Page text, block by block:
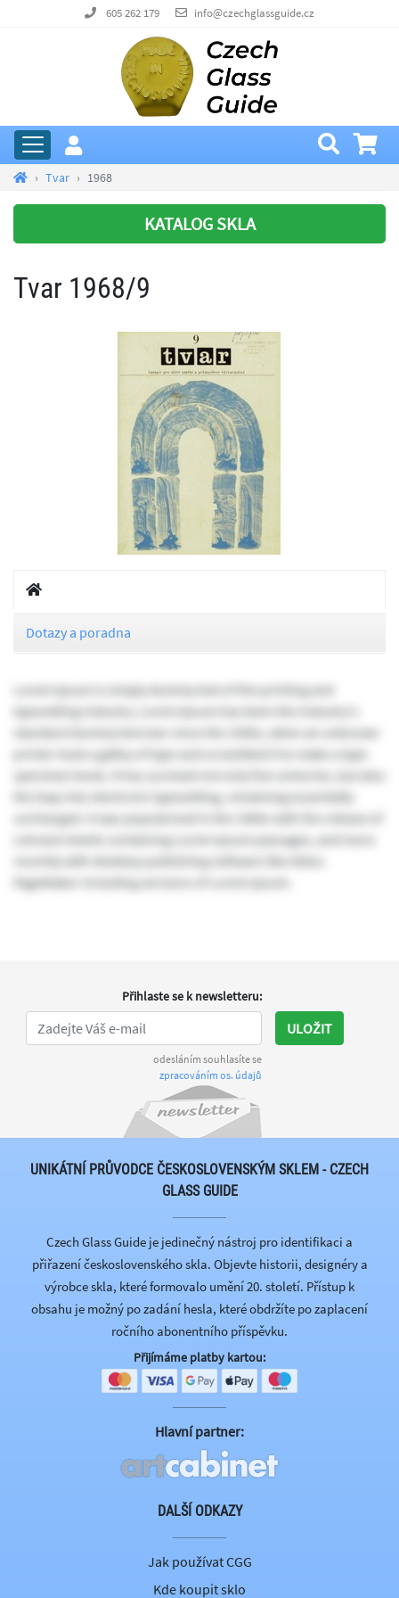
605 262 179 info@czechglassguide.cz
Tvar 1968
KATALOG SKLA
Tvar 1968/9
Dotazy a poradna
Lorem Ipsum is simply dummy text of the printing and
typesetting industry. Lorem Ipsum has been the industry's
standard dummy text ever since the 1500s, when an unknown
printer took a galley of type and scrambled it to make a type
specimen book. It has survived not only five centuries, but also
the leap into electronic typesetting, remaining essentially
unchanged. It was popularised in the 1960s with the release of
Letraset sheets containing Lorem Ipsum passages, and more
recently with desktop publishing software like Aldus
PageMaker including versions of Lorem Ipsum.
Přihlaste se k newsletteru:
odesláním souhlasíte se
zpracováním os. údajů
ULOŽIT
UNIKÁTNÍ PRŮVODCE ČESKOSLOVENSKÝM SKLEM - CZECH
GLASS GUIDE
Czech Glass Guide je jedinečný nástroj pro identifikaci a
přiřazení československého skla. Objevte historii, designéry a
výrobce skla, které formovalo umění 20. století. Přístup k
obsahu je možný po zadání hesla, které obdržíte po zaplacení
ročního abonentního příspěvku.
Přijímáme platby kartou:
Hlavní partner:
DALŠÍ ODKAZY
Jak používat CGG
Kde koupit sklo